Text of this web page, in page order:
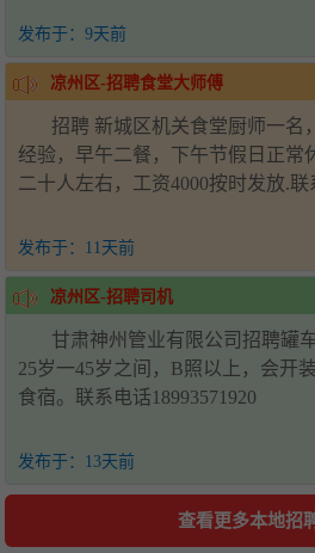
发布于： 9天前
凉州区-招聘食堂大师傅
招聘 新城区机关食堂厨师一名
经验，早午二餐，下午节假日正常
二十人左右，工资4000按时发放.联
发布于： 11天前
凉州区-招聘司机
甘肃神州管业有限公司招聘罐
25岁一45岁之间，B照以上，会开
食宿。联系电话18993571920
发布于： 13天前
查看更多本地招